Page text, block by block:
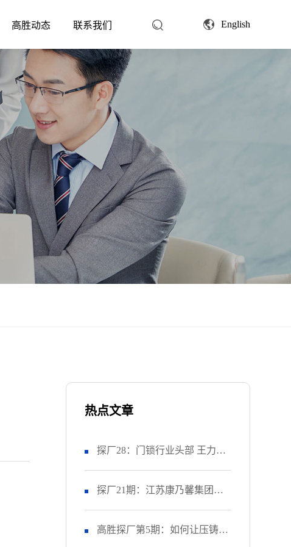
高胜动态 联系我们 English
热点文章
探厂28：门锁行业头部 王力安
防 如何推进精益生产项目？
（上）
探厂21期：江苏康乃馨集团如
何让工厂的OEE提升28%？
高胜探厂第5期：如何让压铸上